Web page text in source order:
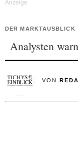
DER MARKTAUSBLICK
Analysten
VON